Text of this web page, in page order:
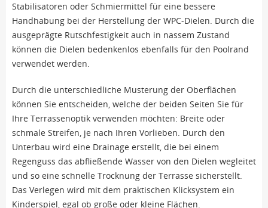
Stabilisatoren oder Schmiermittel für eine bessere
Handhabung bei der Herstellung der WPC-Dielen. Durch die
ausgeprägte Rutschfestigkeit auch in nassem Zustand
können die Dielen bedenkenlos ebenfalls für den Poolrand
verwendet werden.
Durch die unterschiedliche Musterung der Oberflächen
können Sie entscheiden, welche der beiden Seiten Sie für
Ihre Terrassenoptik verwenden möchten: Breite oder
schmale Streifen, je nach Ihren Vorlieben. Durch den
Unterbau wird eine Drainage erstellt, die bei einem
Regenguss das abfließende Wasser von den Dielen wegleitet
und so eine schnelle Trocknung der Terrasse sicherstellt.
Das Verlegen wird mit dem praktischen Klicksystem ein
Kinderspiel, egal ob große oder kleine Flächen.